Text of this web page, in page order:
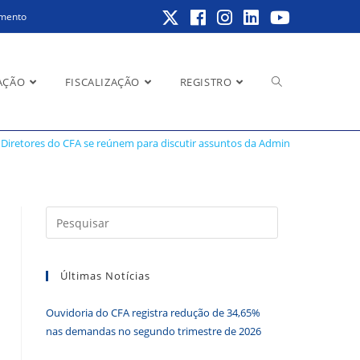
FISCALIZAÇÃO REGISTRO Alternar
do
Administração
Diretores do CFA se reúnem para discutir assuntos da Administração
a
Últimas Notícias
Ouvidoria do CFA registra redução de 34,65%
nas demandas no segundo trimestre de 2026